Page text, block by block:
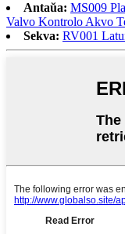
Antaŭa: MS009
Valvo Kontrolo Akvo
Sekva: RV001